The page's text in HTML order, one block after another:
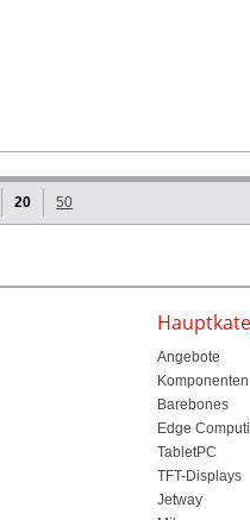
20 50
Angebote
Komponenten
Barebones
Edge
TabletPC
TFT-Displays
Jetway